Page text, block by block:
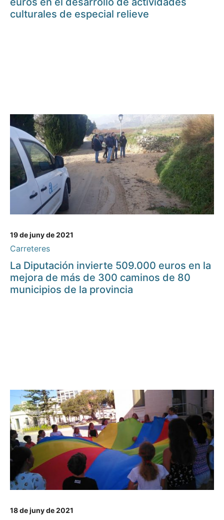
culturales de especial relieve
19 de juny de 2021
Carreteres
La Diputación invierte 509.000 euros en la
mejora de más de 300 caminos de 80
municipios de la provincia
18 de juny de 2021